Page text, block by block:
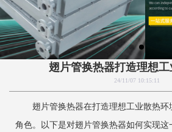
翅片管换热器打造理想
24/11/07 10:15:11
翅片管换热器在打造理想工业散热环
角色。以下是对翅片管换热器如何实现这